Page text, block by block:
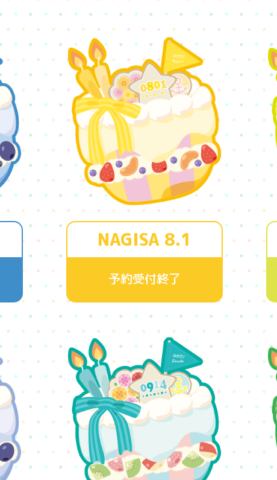
NAGISA 8.1
予約受付終了